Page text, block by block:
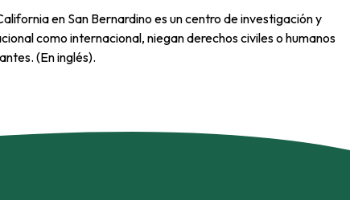
en San Bernardino es un centro de investigación y
como internacional, niegan derechos civiles o humanos
(En inglés).